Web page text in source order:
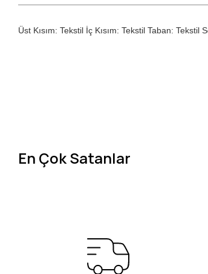
Üst Kısım: Tekstil İç Kısım: Tekstil Taban:
En Çok Satanlar